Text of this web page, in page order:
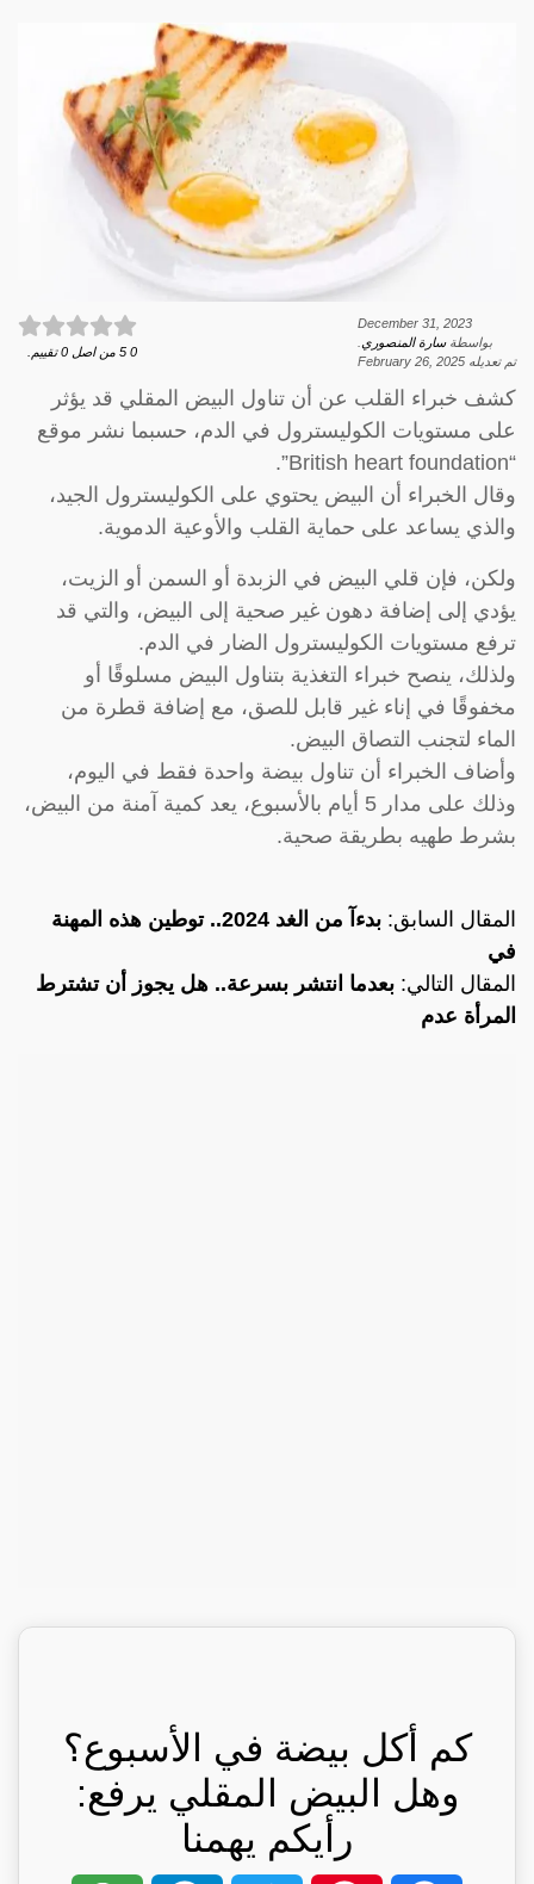
December 31, 2023
بواسطةسارة المنصوري
تم تعديله February 26, 2025
0
5 من اصل 0 تقييم.
كشف خبراء القلب عن أن تناول البيض المقلي قد يؤثر
على مستويات الكوليسترول في الدم، حسبما نشر موقع
“British heart foundation”.
وقال الخبراء أن البيض يحتوي على الكوليسترول الجيد،
والذي يساعد على حماية القلب والأوعية الدموية.
ولكن، فإن قلي البيض في الزبدة أو السمن أو الزيت،
يؤدي إلى إضافة دهون غير صحية إلى البيض، والتي قد
ترفع مستويات الكوليسترول الضار في الدم.
ولذلك، ينصح خبراء التغذية بتناول البيض مسلوقًا أو
مخفوقًا في إناء غير قابل للصق، مع إضافة قطرة من
الماء لتجنب التصاق البيض.
وأضاف الخبراء أن تناول بيضة واحدة فقط في اليوم،
وذلك على مدار 5 أيام بالأسبوع، يعد كمية آمنة من البيض،
بشرط طهيه بطريقة صحية.
المقال السابق:
بدءآ من الغد 2024.. توطين هذه المهنة
في
المقال التالي: بعدما انتشر بسرعة.. هل يجوز أن تشترط
المرأة عدم
كم أكل بيضة في الأسبوع؟
وهل البيض المقلي يرفع:
رأيكم يهمنا